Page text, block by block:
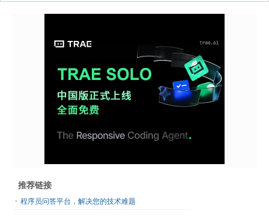
推荐链接
程序员问答平台，解决您的技术难题